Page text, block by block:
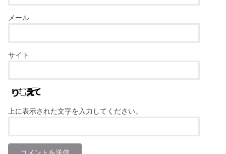
メール
サイト
上に表示された文字を入力してください。